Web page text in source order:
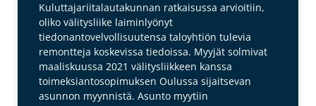
Kuluttajariitalautakunnan ratkaisussa arvioitiin,
oliko välitysliike laiminlyönyt
tiedonantovelvollisuutensa taloyhtiön tulevia
remontteja koskevissa tiedoissa. Myyjät solmivat
maaliskuussa 2021 välitysliikkeen kanssa
toimeksiantosopimuksen Oulussa sijaitsevan
asunnon myynnistä. Asunto myytiin